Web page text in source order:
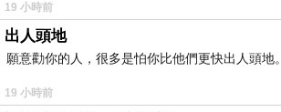
19 小時前
出人頭地
願意勸你的人，很多是怕你比他們更快出人頭地。
19 小時前